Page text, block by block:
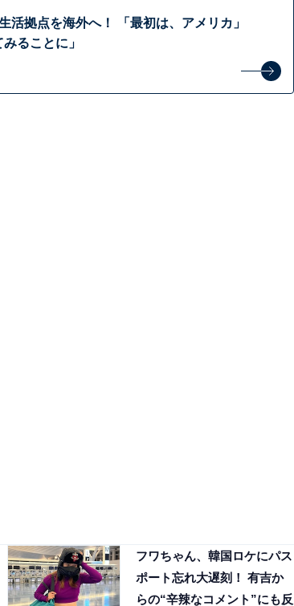
活拠点を海外へ！ 「最初は、アメリカ」
ることに」
フワちゃん、韓国ロケにパス
ポート忘れ大遅刻！ 有吉か
らの“辛辣なコメント”にも反